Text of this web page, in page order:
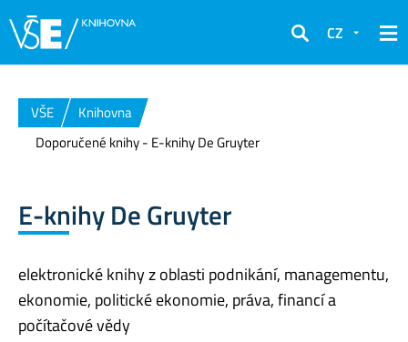
Hledat
CZ
VŠE
Knihovna
Doporučené knihy - E-knihy De Gruyter
E-knihy De Gruyter
elektronické knihy z oblasti podnikání, managementu,
ekonomie, politické ekonomie, práva, financí a
počítačové vědy